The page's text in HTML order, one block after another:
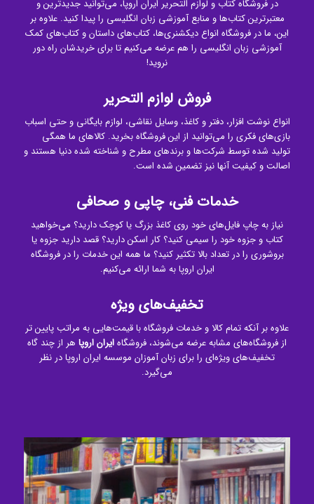
در فروشگاه کتاب و لوازم التحریر ایران اروپا، می‌توانید جدیدترین و
معتبرترین کتاب‌ها و منابع آموزشی زبان انگلیسی را پیدا کنید. علاوه بر
این، ما در فروشگاه انواع دیکشنری‌ها، کتاب‌های داستان و کتاب‌های کمک
آموزشی زبان انگلیسی را هم عرضه می‌کنیم تا برای خریدشان راه دور
نروید!
فروش لوازم التحریر
انواع نوشت افزار، دفتر و کاغذ، وسایل نقاشی، لوازم بایگانی و حتی اسباب
بازی‌های فکری را می‌توانید از این فروشگاه بخرید. کالاهای ما همگی
تولید شده توسط شرکت‌ها و برندهای مطرح و شناخته شده دنیا هستند و
اصالت و کیفیت آنها نیز تضمین شده است.
خدمات فنی، چاپی و صحافی
نیاز به چاپ فایل‌های خود روی کاغذ بزرگ یا کوچک دارید؟ می‌خواهید
کتاب و جزوه خود را سیمی کنید؟ کار اسکن دارید؟ قصد دارید جزوه یا
بروشوری را در تعداد بالا تکثیر کنید؟ ما همه این خدمات را در فروشگاه
ایران اروپا به شما ارائه می‌کنیم.
تخفیف‌های ویژه
علاوه بر آنکه تمام کالا و خدمات فروشگاه با قیمت‌هایی به مراتب پایین تر
از فروشگاه‌های مشابه عرضه می‌شوند، فروشگاهایران اروپا هر از چند گاه
تخفیف‌های ویژه‌ای را برای زبان آموزان موسسه ایران اروپا در نظر
می‌گیرد.